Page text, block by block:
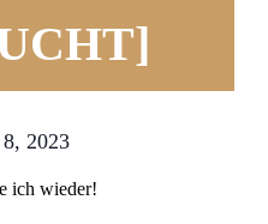
2023
ich wieder!